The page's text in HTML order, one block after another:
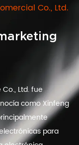
Co., Ltd.
Ltd. fue
como Xinfeng
para